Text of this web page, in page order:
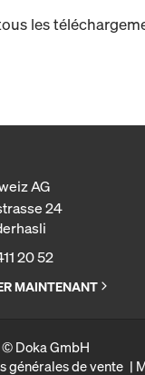
les
AG
24
20 52
MAINTENANT
Doka GmbH
générales de vente